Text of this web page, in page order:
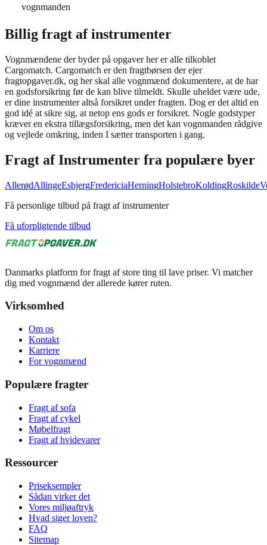
vognmanden
Billig fragt af instrumenter
Vognmændene der byder på opgaver her er alle tilkoblet
Cargomatch. Cargomatch er den fragtbørsen der ejer
fragtopgaver.dk, og her skal alle vognmænd dokumentere, at de har
en godsforsikring før de kan blive tilmeldt. Skulle uheldet være ude,
er dine instrumenter altså forsikret under fragten. Dog er det altid en
god idé at sikre sig, at netop ens gods er forsikret. Nogle godstyper
kræver en ekstra tillægsforsikring, men det kan vognmanden rådgive
og vejlede omkring, inden I sætter transporten i gang.
Fragt afInstrumenter fra populære byer
AllerødAllingeEsbjergFredericiaHerningHolstebroKoldingRoskilde
Få personlige tilbud på fragt af instrumenter
Få uforpligtende tilbud
Danmarks platform for fragt af store ting til lave priser. Vi matcher
dig med vognmænd der allerede kører ruten.
Virksomhed
Om os
Kontakt
Karriere
For vognmænd
Populære fragter
Fragt af sofa
Fragt af cykel
Møbelfragt
Fragt af hvidevarer
Ressourcer
Priseksempler
Sådan virker det
Vores miljøaftryk
Hvad siger loven?
FAQ
Sitemap